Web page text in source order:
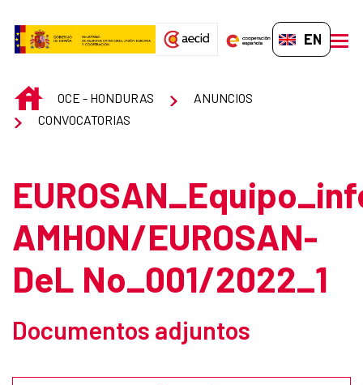
EN-GB
INICIOOCE - HONDURAS
ANUNCIOS
CONVOCATORIAS
AMHON/EUROSAN-
DeL No_001/2022_1
Documentos adjuntos